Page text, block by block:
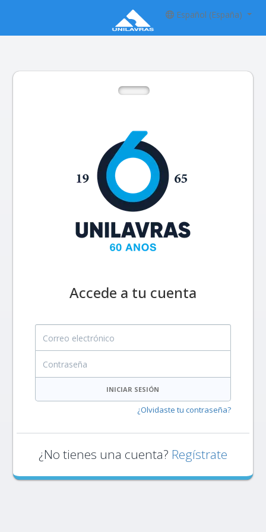
Español (España)
Accede a tu cuenta
Correo electrónico
INICIAR SESIÓN
¿Olvidaste tu contraseña?
¿No tienes una cuenta? Regístrate